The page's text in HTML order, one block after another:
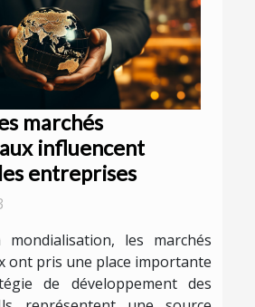
marchés
influencent
entreprises
les marchés
ont pris une place importante
de développement des